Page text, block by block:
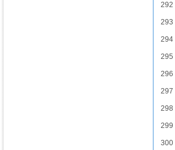
292
293
294
295
296
297
298
299
300